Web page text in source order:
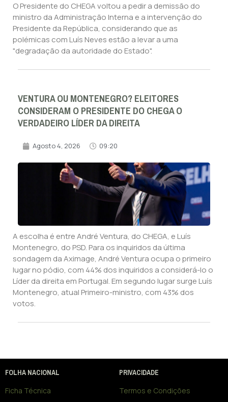
O Presidente do CHEGA voltou a pedir a demissão do
ministro da Administração Interna e a intervenção do
Presidente da República, considerando que as
polémicas com Luís Neves estão a levar a uma
"degradação da autoridade do Estado".
VENTURA OU MONTENEGRO? ELEITORES
CONSIDERAM O PRESIDENTE DO CHEGA O
VERDADEIRO LÍDER DA DIREITA
Agosto 4, 2026 09:20
A escolha é entre André Ventura, do CHEGA, e Luís
Montenegro, do PSD. Para os inquiridos da última
sondagem da Aximage, André Ventura ocupa o primeiro
lugar no pódio, com 44% dos inquiridos a considerá-lo o
Líder da direita em Portugal. Em segundo lugar surge Luís
Montenegro, atual Primeiro-ministro, com 43% dos
votos.
FOLHA NACIONAL
Ficha Técnica
PRIVACIDADE
Termos e Condições